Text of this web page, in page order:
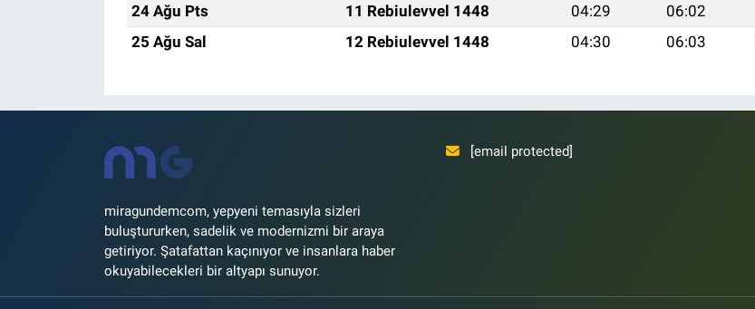
24 Ağu Pts
11 Rebiulevvel 1448 04:29 06:02
25 Ağu Sal
12 Rebiulevvel 1448 04:30 06:03
miragundemcom, yepyeni temasıyla sizleri
buluştururken, sadelik ve modernizmi bir araya
getiriyor. Şatafattan kaçınıyor ve insanlara haber
okuyabilecekleri bir altyapı sunuyor.
[email protected]